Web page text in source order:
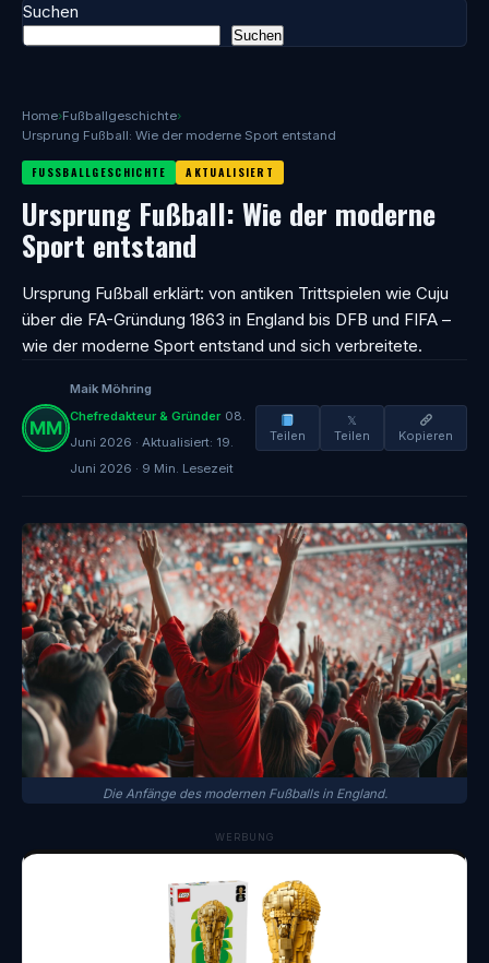
Home›Fußballgeschichte›
Ursprung Fußball: Wie der moderne Sport entstand
FUSSBALLGESCHICHTE AKTUALISIERT
Ursprung Fußball: Wie der moderne
Sport entstand
Ursprung Fußball erklärt: von antiken Trittspielen wie Cuju
über die FA-Gründung 1863 in England bis DFB und FIFA –
wie der moderne Sport entstand und sich verbreitete.
Maik Möhring
Chefredakteur & Gründer 08.
Juni 2026 · Aktualisiert: 19.
Juni 2026 · 9 Min. Lesezeit
Teilen
𝕏
Teilen
Kopieren
Die Anfänge des modernen Fußballs in England.
WERBUNG
Suchen
Suchen